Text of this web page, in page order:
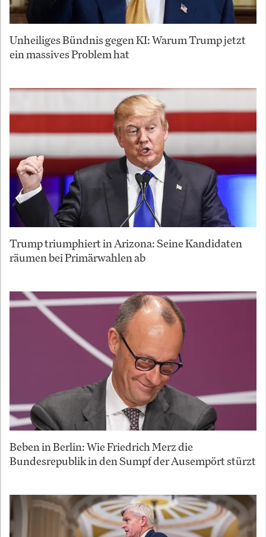
Unheiliges Bündnis gegen KI: Warum Trump jetzt
ein massives Problem hat
Trump triumphiert in Arizona: Seine Kandidaten
räumen bei Primärwahlen ab
Beben in Berlin: Wie Friedrich Merz die
Bundesrepublik in den Sumpf der Ausempört stürzt